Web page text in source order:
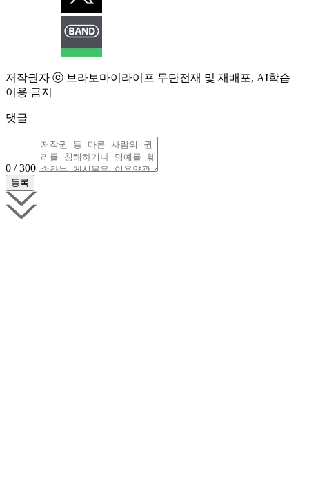
저작권자 ⓒ 브라보마이라이프 무단전재 및 재배포, AI학습
이용 금지
댓글
0 / 300